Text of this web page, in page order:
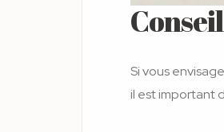
Si vous
il est important